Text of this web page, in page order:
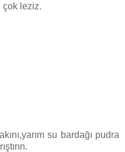
çok leziz.
su bardağı pudra